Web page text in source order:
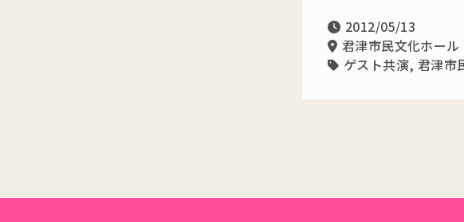
2012/05/13
君津市民文化ホー
ゲスト共演, 君津市